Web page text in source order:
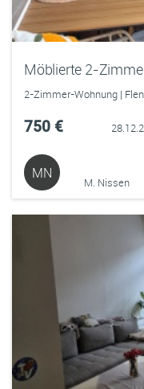
2-Zimmer-Wohnung |
750 €
MN
M. Nissen